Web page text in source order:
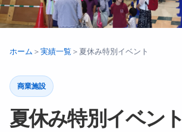
ホーム ＞実績一覧 ＞ 夏休み特別イベント
商業施設
夏休み特別イベント